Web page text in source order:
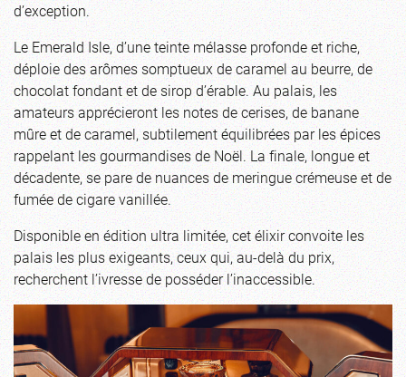
d’exception.
Le Emerald Isle, d’une teinte mélasse profonde et riche,
déploie des arômes somptueux de caramel au beurre, de
chocolat fondant et de sirop d’érable. Au palais, les
amateurs apprécieront les notes de cerises, de banane
mûre et de caramel, subtilement équilibrées par les épices
rappelant les gourmandises de Noël. La finale, longue et
décadente, se pare de nuances de meringue crémeuse et de
fumée de cigare vanillée.
Disponible en édition ultra limitée, cet élixir convoite les
palais les plus exigeants, ceux qui, au-delà du prix,
recherchent l’ivresse de posséder l’inaccessible.